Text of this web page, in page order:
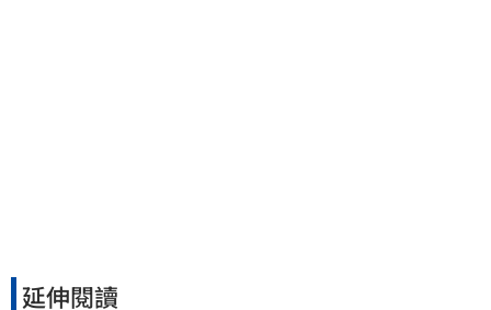
延伸閱讀